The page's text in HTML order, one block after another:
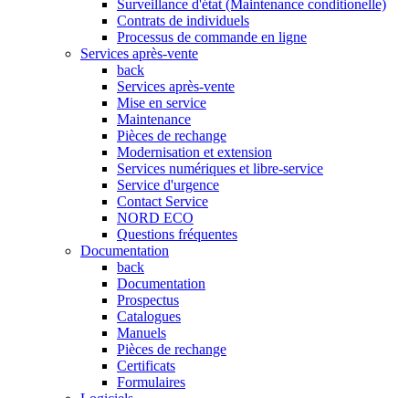
Surveillance d'état (Maintenance conditionelle)
Contrats de individuels
Processus de commande en ligne
Services après-vente
back
Services après-vente
Mise en service
Maintenance
Pièces de rechange
Modernisation et extension
Services numériques et libre-service
Service d'urgence
Contact Service
NORD ECO
Questions fréquentes
Documentation
back
Documentation
Prospectus
Catalogues
Manuels
Pièces de rechange
Certificats
Formulaires